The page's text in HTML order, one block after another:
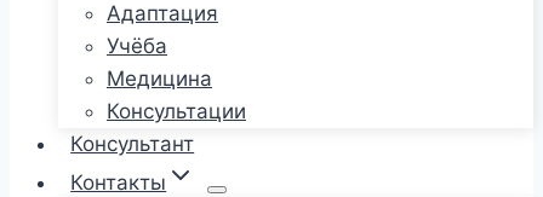
Адаптация
Учёба
Медицина
Консультации
Консультант
Контакты